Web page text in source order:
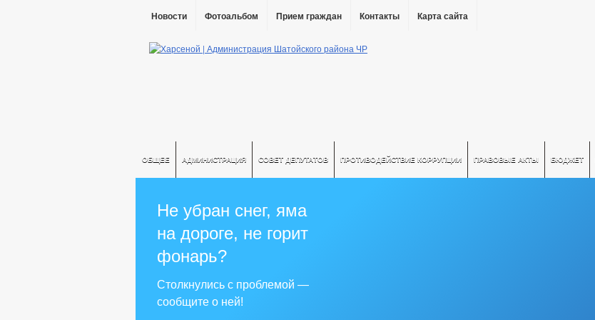
Новости Фотоальбом Прием граждан Контакты Карта сайта
ОБЩЕЕ АДМИНИСТРАЦИЯ СОВЕТ ДЕПУТАТОВ ПРОТИВОДЕЙСТВИЕ КОРРУПЦИИ ПРАВОВЫЕ АКТЫ БЮДЖЕТ
Не убран снег, яма
на дороге, не горит
фонарь?
Столкнулись с проблемой —
сообщите о ней!